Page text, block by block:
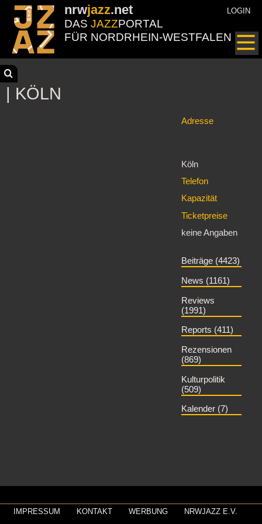
nrwjazz.net
DAS JAZZPORTAL
FÜR NORDRHEIN-WESTFALEN
LOGIN
| KÖLN
Adresse
Köln
Telefon
Kapazität
Ticketpreise
keine Angaben
Beiträge (4423)
News (1161)
Reviews
(1991)
Reports (411)
Rezensionen
(869)
Kulturpolitik
(509)
Kalender (7)
IMPRESSUM KONTAKT WERBUNG NRWJAZZ E.V.